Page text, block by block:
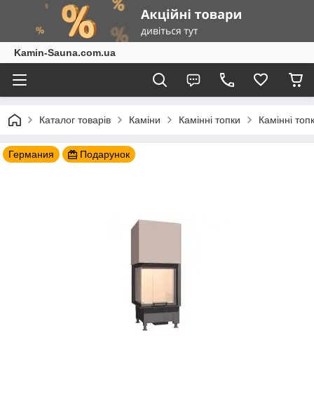
Kamin-Sauna.com.ua
Каталог товарів Каміни Камінні топки Камінні
Германия Подарунок